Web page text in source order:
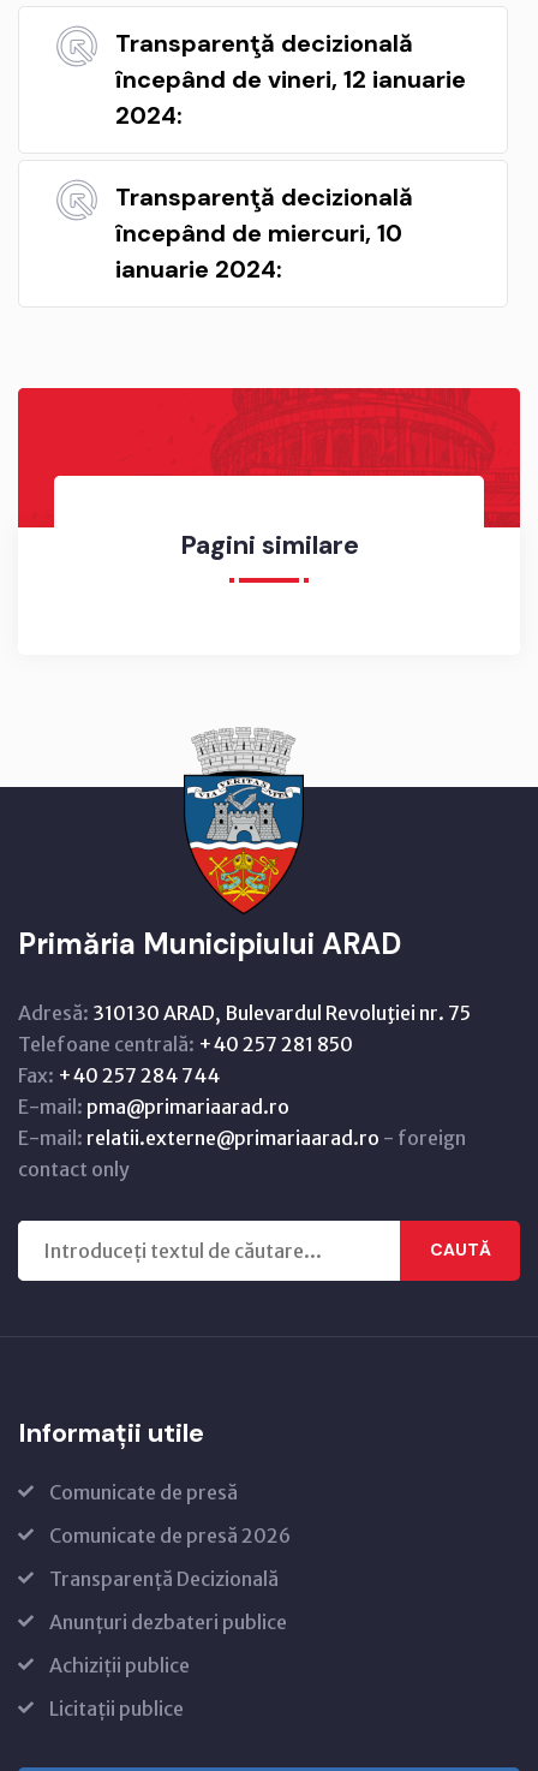
Pagini similare
Transparenţă decizională
începând de vineri, 12 ianuarie
2024:
Transparenţă decizională
începând de miercuri, 10
ianuarie 2024:
Primăria Municipiului ARAD
Adresă: 310130 ARAD, Bulevardul Revoluţiei nr. 75
Telefoane centrală: +40 257 281 850
Fax: +40 257 284 744
E-mail: pma@primariaarad.ro
E-mail: relatii.externe@primariaarad.ro - foreign
contact only
CAUTĂ
Informații utile
Comunicate de presă
Comunicate de presă 2026
Transparență Decizională
Anunțuri dezbateri publice
Achiziții publice
Licitații publice